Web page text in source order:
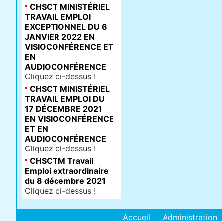
CHSCT MINISTÉRIEL
TRAVAIL EMPLOI
EXCEPTIONNEL DU 6
JANVIER 2022 EN
VISIOCONFÉRENCE ET
EN
AUDIOCONFÉRENCE
Cliquez ci-dessus !
CHSCT MINISTÉRIEL
TRAVAIL EMPLOI DU
17 DÉCEMBRE 2021
EN VISIOCONFÉRENCE
ET EN
AUDIOCONFÉRENCE
Cliquez ci-dessus !
CHSCTM Travail
Emploi extraordinaire
du 8 décembre 2021
Cliquez ci-dessus !
Accueil Administration